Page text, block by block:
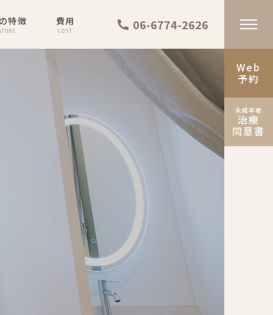
特徴 費用
COST 06-6774-2626
Web
予約
未成年者
治療
同意書